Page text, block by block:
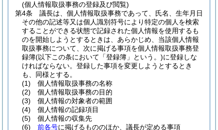
(個人情報取扱事務の登録及び閲覧)
第4条
議長は、個人情報取扱事務であって、氏名、生年月日
その他の記述等又は個人識別符号により特定の個人を検索
することができる状態で記録された個人情報を使用するも
のを開始しようとするときは、あらかじめ、当該個人情報
取扱事務について、次に掲げる事項を個人情報取扱事務登
録簿(以下この条において「登録簿」という。)に登録しな
ければならない。 登録した事項を変更しようとするとき
も、同様とする。
(1)
個人情報取扱事務の名称
(2)
個人情報取扱事務の目的
(3)
個人情報の対象者の範囲
(4)
個人情報の記録項目
(5)
個人情報の収集先
(6)
前各号に掲げるもののほか、議長が定める事項